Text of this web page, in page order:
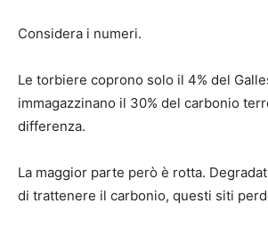
Considera i numeri.
Le torbiere coprono solo il 4% del
immagazzinano il 30% del carbonio
differenza.
La maggior parte però è rotta.
di trattenere il carbonio, questi siti